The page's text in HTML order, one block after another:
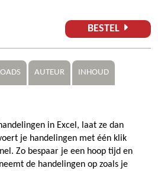
BESTEL
AUTEUR INHOUD
in Excel, laat ze dan
je handelingen met één klik
Zo bespaar je een hoop tijd en
de handelingen op zoals je